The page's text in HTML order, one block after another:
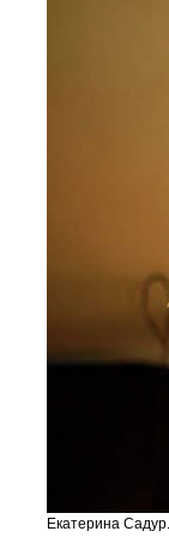
Екатерина Садур.